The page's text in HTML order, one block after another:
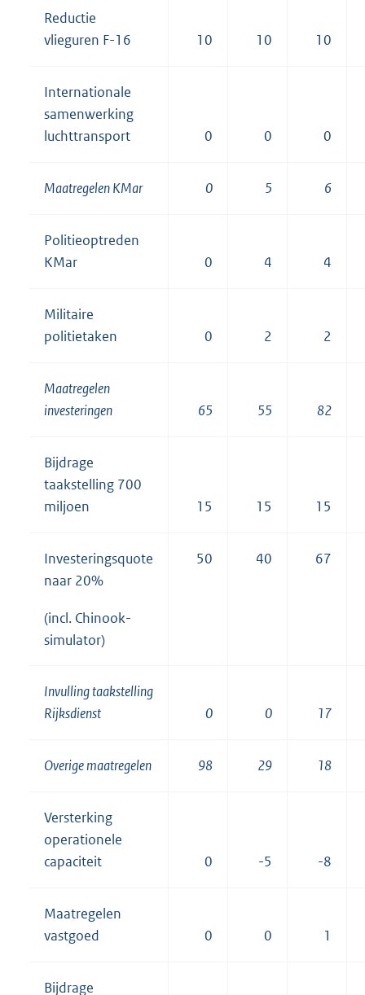
Reductie
vlieguren F-16
10 10 10
Internationale
samenwerking
luchttransport
0 0 0
Maatregelen KMar 0 5 6
Politieoptreden
KMar
0 4 4
Militaire
politietaken
0 2 2
Maatregelen
investeringen
65 55 82
Bijdrage
taakstelling 700
miljoen
15 15 15
Investeringsquote
naar 20%
(incl. Chinook-
simulator)
50 40 67
Invulling taakstelling
Rijksdienst
0 0 17
Overige maatregelen 98 29 18
Versterking
operationele
capaciteit
0 -5 -8
Maatregelen
vastgoed
0 0 1
Bijdrage